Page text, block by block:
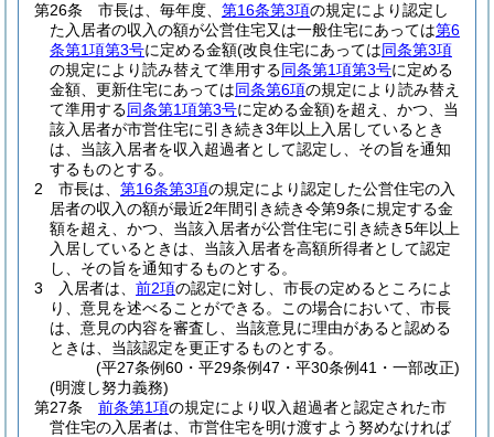
第26条
市長は、毎年度、 第16条第3項の規定により認定し
た入居者の収入の額が公営住宅又は一般住宅にあっては第6
条第1項第3号に定める金額(改良住宅にあっては同条第3項
の規定により読み替えて準用する同条第1項第3号に定める
金額、更新住宅にあっては同条第6項の規定により読み替え
て準用する同条第1項第3号に定める金額)を超え、かつ、当
該入居者が市営住宅に引き続き3年以上入居しているとき
は、当該入居者を収入超過者として認定し、その旨を通知
するものとする。
2
市長は、 第16条第3項の規定により認定した公営住宅の入
居者の収入の額が最近2年間引き続き令第9条に規定する金
額を超え、かつ、当該入居者が公営住宅に引き続き5年以上
入居しているときは、当該入居者を高額所得者として認定
し、その旨を通知するものとする。
3
入居者は、 前2項の認定に対し、市長の定めるところによ
り、意見を述べることができる。
この場合において、市長
は、意見の内容を審査し、当該意見に理由があると認める
ときは、当該認定を更正するものとする。
(平27条例60・平29条例47・平30条例41・一部改正)
(明渡し努力義務)
第27条
前条第1項の規定により収入超過者と認定された市
営住宅の入居者は、市営住宅を明け渡すよう努めなければ